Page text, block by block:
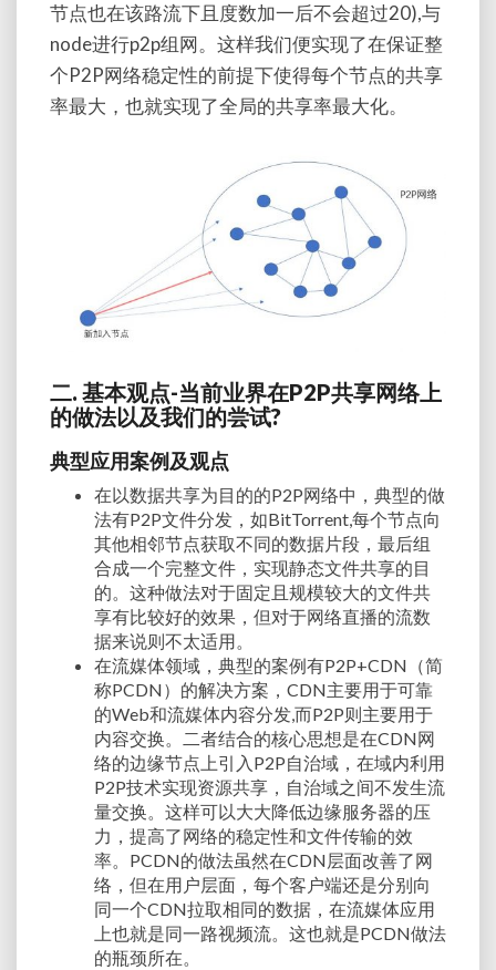
节点也在该路流下且度数加一后不会超过20),与
node进行p2p组网。这样我们便实现了在保证整
个P2P网络稳定性的前提下使得每个节点的共享
率最大，也就实现了全局的共享率最大化。
二. 基本观点-当前业界在P2P共享网络上
的做法以及我们的尝试?
典型应用案例及观点
在以数据共享为目的的P2P网络中，典型的做
法有P2P文件分发，如BitTorrent,每个节点向
其他相邻节点获取不同的数据片段，最后组
合成一个完整文件，实现静态文件共享的目
的。这种做法对于固定且规模较大的文件共
享有比较好的效果，但对于网络直播的流数
据来说则不太适用。
在流媒体领域，典型的案例有P2P+CDN（简
称PCDN）的解决方案，CDN主要用于可靠
的Web和流媒体内容分发,而P2P则主要用于
内容交换。二者结合的核心思想是在CDN网
络的边缘节点上引入P2P自治域，在域内利用
P2P技术实现资源共享，自治域之间不发生流
量交换。这样可以大大降低边缘服务器的压
力，提高了网络的稳定性和文件传输的效
率。PCDN的做法虽然在CDN层面改善了网
络，但在用户层面，每个客户端还是分别向
同一个CDN拉取相同的数据，在流媒体应用
上也就是同一路视频流。这也就是PCDN做法
的瓶颈所在。